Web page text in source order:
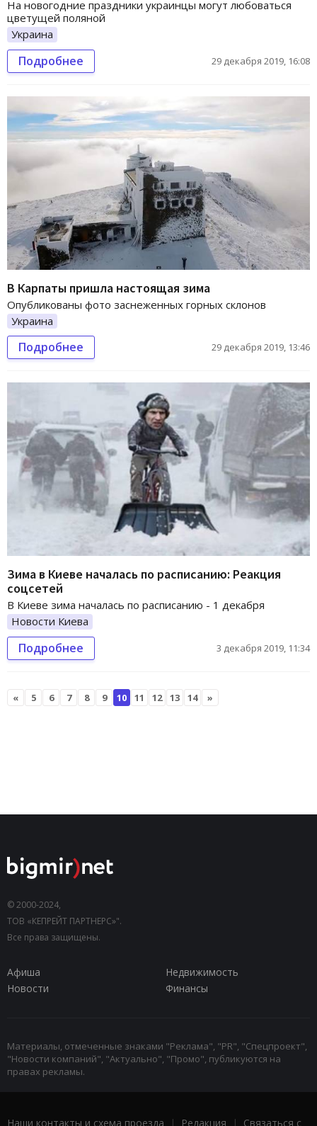
На новогодние праздники украинцы могут любоваться
цветущей поляной
Украина
Подробнее 29 декабря 2019, 16:08
В Карпаты пришла настоящая зима
Опубликованы фото заснеженных горных склонов
Украина
Подробнее 29 декабря 2019, 13:46
Зима в Киеве началась по расписанию: Реакция
соцсетей
В Киеве зима началась по расписанию - 1 декабря
Новости Киева
Подробнее 3 декабря 2019, 11:34
« 5 6 7 8 9 10 11 12 13 14 »
© 2000-2024,
ТОВ «КЕПРЕЙТ ПАРТНЕРС»".
Все права защищены.
Афиша
Недвижимость
Новости
Финансы
Материалы, отмеченные знаками "Реклама", "PR", "Спецпроект",
"Новости компаний", "Актуально", "Промо", публикуются на
правах рекламы.
Наши контакты и схема проезда | Редакция | Связаться с